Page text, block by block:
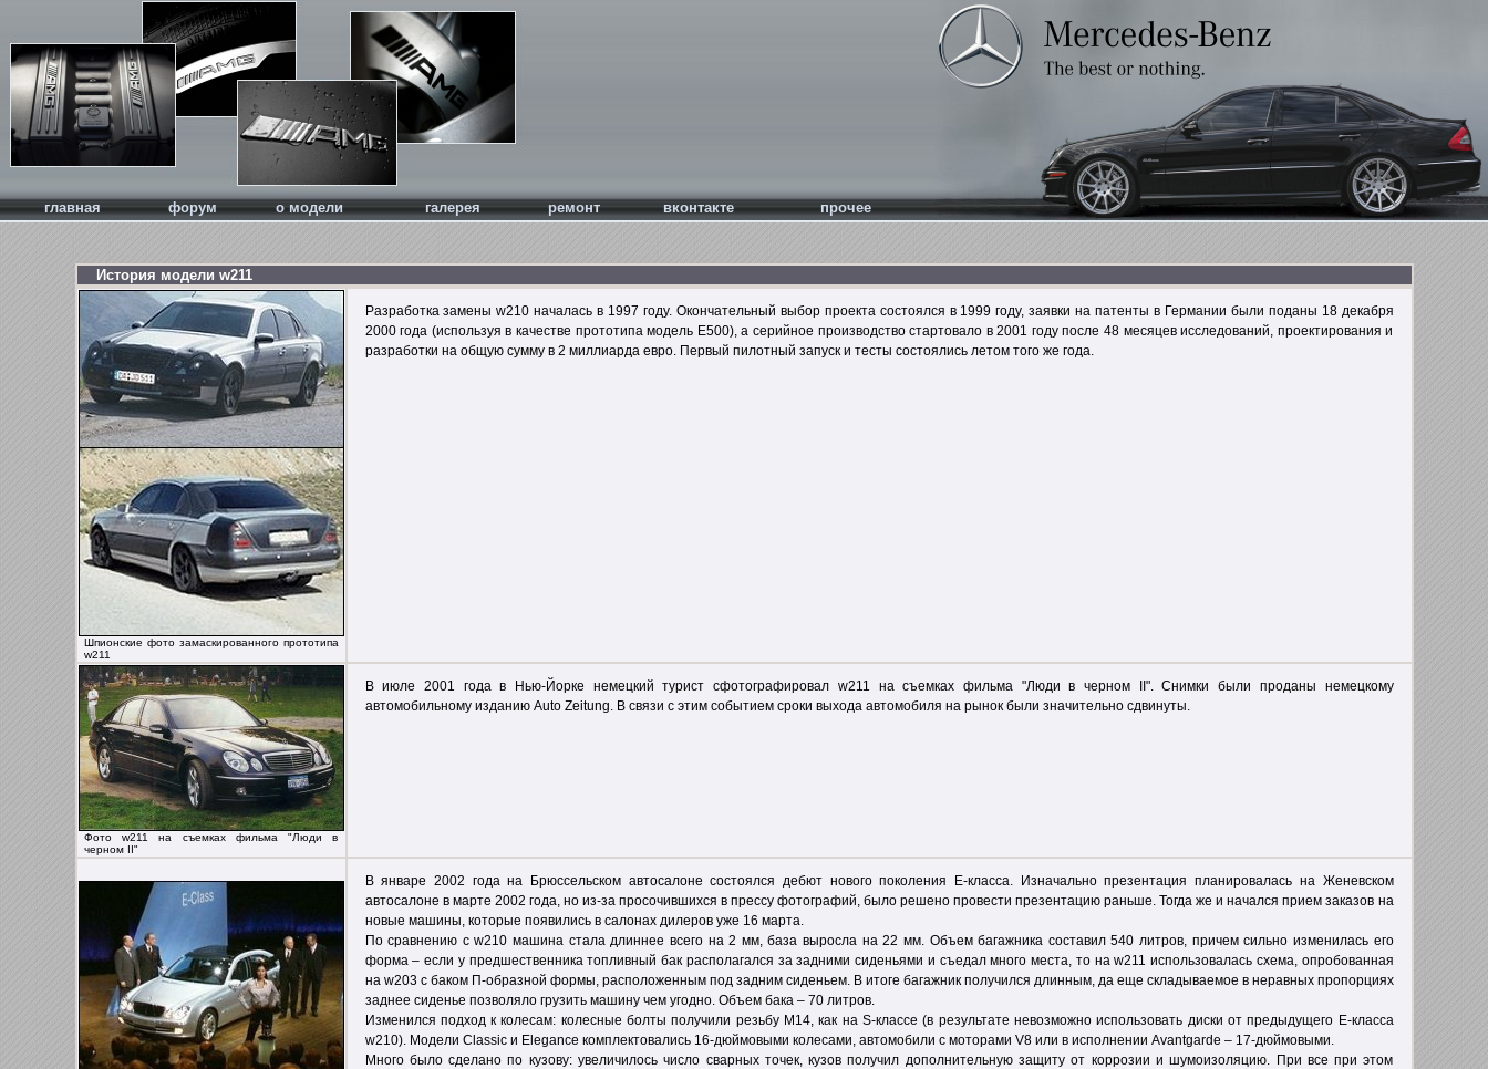
главная форум о модели галерея ремонт вконтакте прочее
История модели w211
Шпионские фото замаскированного прототипа
w211
Разработка замены w210 началась в 1997 году. Окончательный выбор проекта состоялся в 1999 году, заявки на патенты в Германии были поданы 18 декабря
2000 года (используя в качестве прототипа модель E500), а серийное производство стартовало в 2001 году после 48 месяцев исследований, проектирования и
разработки на общую сумму в 2 миллиарда евро. Первый пилотный запуск и тесты состоялись летом того же года.
Фото w211 на съемках фильма "Люди в
черном II"
В июле 2001 года в Нью-Йорке немецкий турист сфотографировал w211 на съемках фильма "Люди в черном II". Снимки были проданы немецкому
автомобильному изданию Auto Zeitung. В связи с этим событием сроки выхода автомобиля на рынок были значительно сдвинуты.
В январе 2002 года на Брюссельском автосалоне состоялся дебют нового поколения Е-класса. Изначально презентация планировалась на Женевском
автосалоне в марте 2002 года, но из-за просочившихся в прессу фотографий, было решено провести презентацию раньше. Тогда же и начался прием заказов на
новые машины, которые появились в салонах дилеров уже 16 марта.
По сравнению с w210 машина стала длиннее всего на 2 мм, база выросла на 22 мм. Объем багажника составил 540 литров, причем сильно изменилась его
форма – если у предшественника топливный бак располагался за задними сиденьями и съедал много места, то на w211 использовалась схема, опробованная
на w203 с баком П-образной формы, расположенным под задним сиденьем. В итоге багажник получился длинным, да еще складываемое в неравных пропорциях
заднее сиденье позволяло грузить машину чем угодно. Объем бака – 70 литров.
Изменился подход к колесам: колесные болты получили резьбу М14, как на S-классе (в результате невозможно использовать диски от предыдущего Е-класса
w210). Модели Classic и Elegance комплектовались 16-дюймовыми колесами, автомобили с моторами V8 или в исполнении Avantgarde – 17-дюймовыми.
Много было сделано по кузову: увеличилось число сварных точек, кузов получил дополнительную защиту от коррозии и шумоизоляцию. При все при этом